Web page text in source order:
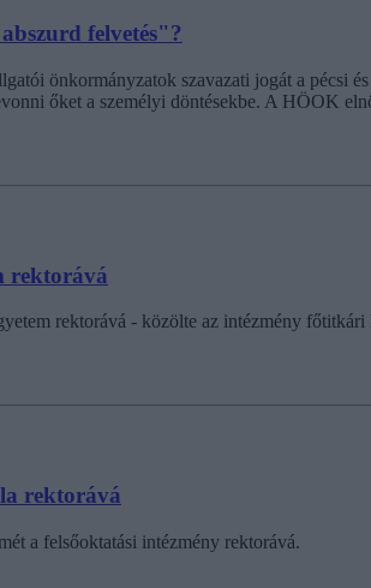
felvetés"?
önkormányzatok szavazati jogát a
őket a személyi döntésekbe. A HÖOK
rektorává
rektorává - közölte az intézmény főtitkári
rektorává
a felsőoktatási intézmény rektorává.